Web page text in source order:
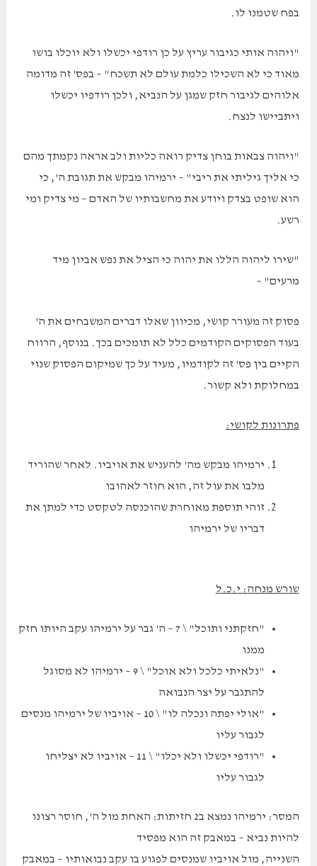
בפח שטמנו לו.
"ויהוה אותי כגיבור עריץ על כן רודפי יכשלו ולא יוכלו בושו
מאוד כי לא השכילו כלמת עולם לא תשכח" – בפס' זה מדומה
אלוהים לגיבור חזק שמגן על הנביא, ולכן רודפיו יכשלו
ויתביישו לנצח.
"ויהוה צבאות בוחן צדיק רואה כליות ולב אראה נקמתך מהם
כי אליך גיליתי את ריבי" – ירמיהו מבקש את תגובת ה', כי
הוא שופט בצדק ויודע את מחשבותיו של האדם – מי צדיק ומי
רשע.
"שירו ליהוה הללו את יהוה כי הציל את נפש אביון מיד
מרעים" –
פסוק זה מעורר קושי, מכיוון שאלו דברים המשבחים את ה'
בעוד הפסוקים הקודמים כלל לא תומכים בכך. בנוסף, הרווח
הקיים בין פס' זה לקודמיו, מעיד על כך שמיקום הפסוק שנוי
במחלוקת ולא קשור.
פתרונות לקושי:
ירמיהו מבקש מה' להעניש את אויביו. לאחר שהוריד
מלבו את עול זה, הוא חוזר לאהובו
זוהי תוספת מאוחרת שהוכנסה לטקסט כדי למתן את
דבריו של ירמיהו
שורש מנחה: י.כ.ל
"חזקתני ותוכל" \ 7 – ה' גבר על ירמיהו עקב היותו חזק
ממנו
"נלאיתי כלכל ולא אוכל" \ 9 – ירמיהו לא מסוגל
להתגבר על יצר הנבואה
"אולי יפתה ונכלה לו" \ 10 – אויביו של ירמיהו מנסים
לגבור עליו
"רודפי יכשלו ולא יכלו" \ 11 – אויביו לא יצליחו
לגבור עליו
המסר: ירמיהו נמצא ב2 חזיתות: האחת מול ה', חוסר רצונו
להיות נביא – במאבק זה הוא מפסיד
השנייה, מול אויביו שמנסים לפגוע בו עקב נבואותיו – במאבק